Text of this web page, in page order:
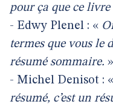
pour ça que ce livre
- Edwy Plenel : «
termes que vous le
résumé sommaire. »
- Michel Denisot : «
résumé, c’est un